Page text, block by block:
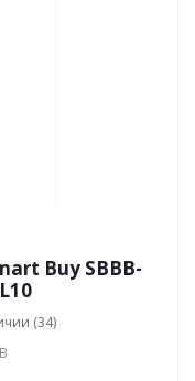
Buy SBBB-
(34)